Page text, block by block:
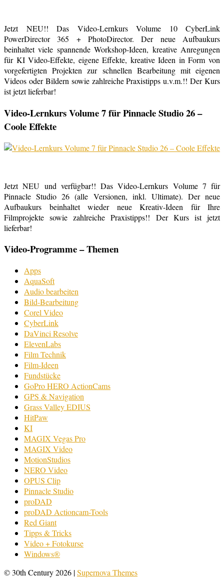
Jetzt NEU!! Das Video-Lernkurs Volume 10 CyberLink
PowerDirector 365 + PhotoDirector. Der neue Aufbaukurs
beinhaltet viele spannende Workshop-Ideen, kreative Anregungen
für KI Video-Effekte, eigene Effekte, kreative Ideen in Form von
vorgefertigten Projekten zur schnellen Bearbeitung mit eigenen
Videos oder Bildern sowie zahlreiche Praxistipps u.v.m.!! Der Kurs
ist jetzt lieferbar!
Video-Lernkurs Volume 7 für Pinnacle Studio 26 –
Coole Effekte
Jetzt NEU und verfügbar!! Das Video-Lernkurs Volume 7 für
Pinnacle Studio 26 (alle Versionen, inkl. Ultimate). Der neue
Aufbaukurs beinhaltet wieder neue Kreativ-Ideen für Ihre
Filmprojekte sowie zahlreiche Praxistipps!! Der Kurs ist jetzt
lieferbar!
Video-Programme – Themen
Apps
AquaSoft
Audio bearbeiten
Bild-Bearbeitung
Corel Video
CyberLink
DaVinci Resolve
ElevenLabs
Film Technik
Film-Ideen
Fundstücke
GoPro HERO ActionCams
GPS & Navigation
Grass Valley EDIUS
HitPaw
KI
MAGIX Vegas Pro
MAGIX Video
MotionStudios
NERO Video
OPUS Clip
Pinnacle Studio
proDAD
proDAD Actioncam-Tools
Red Giant
Tipps & Tricks
Video + Fotokurse
Windows®
© 30th Century 2026 |Supernova Themes